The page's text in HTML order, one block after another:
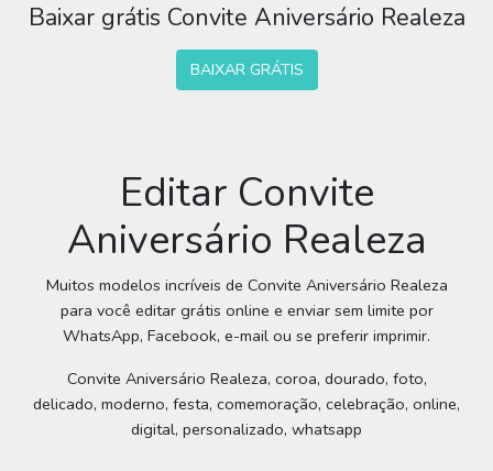
Baixar grátis Convite Aniversário Realeza
BAIXAR GRÁTIS
Editar Convite
Aniversário Realeza
Muitos modelos incríveis de Convite Aniversário Realeza
para você editar grátis online e enviar sem limite por
WhatsApp, Facebook, e-mail ou se preferir imprimir.
Convite Aniversário Realeza, coroa, dourado, foto,
delicado, moderno, festa, comemoração, celebração, online,
digital, personalizado, whatsapp